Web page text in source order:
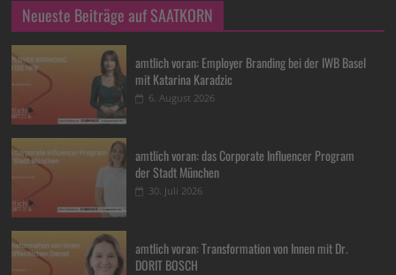
Neueste Beiträge auf SAATKORN
amtlich voran: Employer Branding bei der IWB Basel
mit Katarina Karadzic
6. August 2026
amtlich voran: das Corporate Influencer Program
der Stadt München
30. Juli 2026
amtlich voran: Transformation von Innen mit Dr.
DORIT BOSCH